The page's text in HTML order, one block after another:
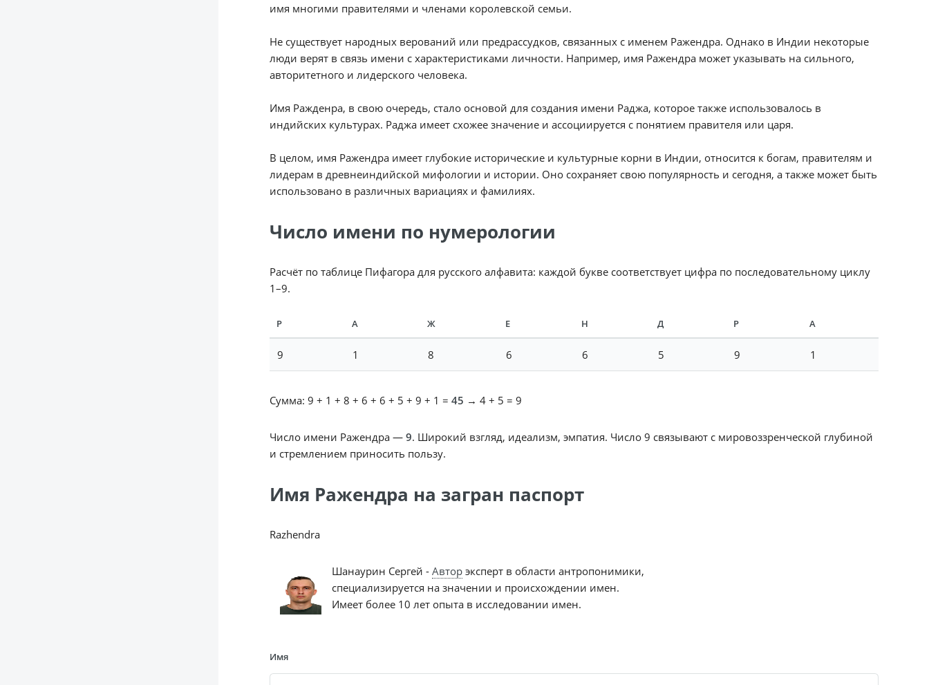
имя многими правителями и членами королевской семьи.
Не существует народных верований или предрассудков, связанных с именем Ражендра. Однако в Индии некоторые
люди верят в связь имени с характеристиками личности. Например, имя Ражендра может указывать на сильного,
авторитетного и лидерского человека.
Имя Ражденра, в свою очередь, стало основой для создания имени Раджа, которое также использовалось в
индийских культурах. Раджа имеет схожее значение и ассоциируется с понятием правителя или царя.
В целом, имя Ражендра имеет глубокие исторические и культурные корни в Индии, относится к богам, правителям и
лидерам в древнеиндийской мифологии и истории. Оно сохраняет свою популярность и сегодня, а также может быть
использовано в различных вариациях и фамилиях.
Число имени по нумерологии
Расчёт по таблице Пифагора для русского алфавита: каждой букве соответствует цифра по последовательному циклу
1–9.
Р А Ж Е Н Д Р А
9 1 8 6 6 5 9 1
Сумма: 9 + 1 + 8 + 6 + 6 + 5 + 9 + 1 = 45 → 4 + 5 = 9
Число имени Ражендра — 9. Широкий взгляд, идеализм, эмпатия. Число 9 связывают с мировоззренческой глубиной
и стремлением приносить пользу.
Имя Ражендра на загран паспорт
Razhendra
Шанаурин Сергей - Авторэксперт в области антропонимики,
специализируется на значении и происхождении имен.
Имеет более 10 лет опыта в исследовании имен.
Имя